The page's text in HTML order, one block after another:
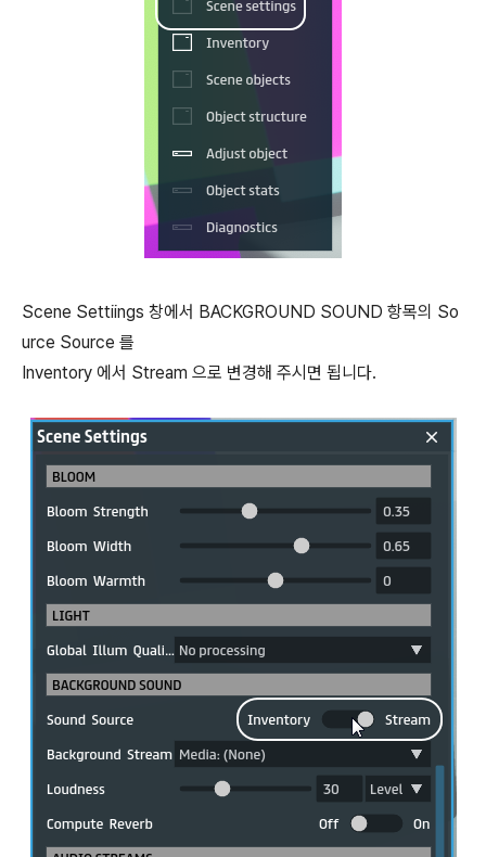
Scene Settiings 창에서 BACKGROUND SOUND 항목의 So
urce Source 를
Inventory 에서 Stream 으로 변경해 주시면 됩니다.